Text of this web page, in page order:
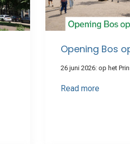
Opening Bos
26 juni 2026: op het
Read more